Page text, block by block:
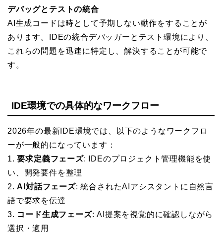
デバッグとテストの統合
AI生成コードは時として予期しない動作をすることが
あります。IDEの統合デバッガーとテスト環境により、
これらの問題を迅速に特定し、解決することが可能で
す。
IDE環境での具体的なワークフロー
2026年の最新IDE環境では、以下のようなワークフロ
ーが一般的になっています：
1.要求定義フェーズ: IDEのプロジェクト管理機能を使
い、開発要件を整理
2.AI対話フェーズ: 統合されたAIアシスタントに自然言
語で要求を伝達
3. コード生成フェーズ: AI提案を視覚的に確認しながら
選択・適用